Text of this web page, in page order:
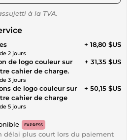
à la TVA.
2 jours
+ 18,80 $US
de logo couleur sur
cahier de charge.
3 jours
+ 31,35 $US
de logo couleur sur
cahier de charge
5 jours
+ 50,15 $US
EXPRESS
délai plus court lors du paiement